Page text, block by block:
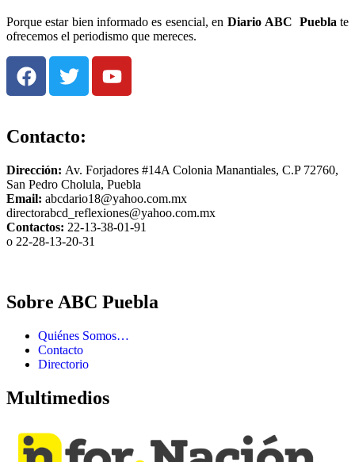
Porque estar bien informado es esencial, en Diario ABC Puebla te
ofrecemos el periodismo que mereces.
Contacto:
Dirección: Av. Forjadores #14A Colonia Manantiales, C.P 72760,
San Pedro Cholula, Puebla
Email: abcdario18@yahoo.com.mx
directorabcd_reflexiones@yahoo.com.mx
Contactos: 22-13-38-01-91
o 22-28-13-20-31
Sobre ABC Puebla
Quiénes Somos…
Contacto
Directorio
Multimedios